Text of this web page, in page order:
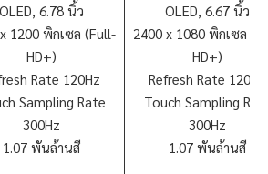
OLED, 6.78 นิ้ว
1200 พิกเซล (Full-
HD+)
Rate 120Hz
Sampling Rate
300Hz
1.07 พันล้านสี
OLED, 6.67 นิ้ว
2400 x 1080 พิกเซล
HD+)
Refresh Rate 120Hz
Touch Sampling
300Hz
1.07 พันล้านสี